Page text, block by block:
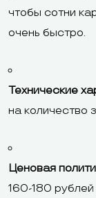
чтобы сотни
очень быстро.
Технические
на количество
Ценовая
160-180 рублей